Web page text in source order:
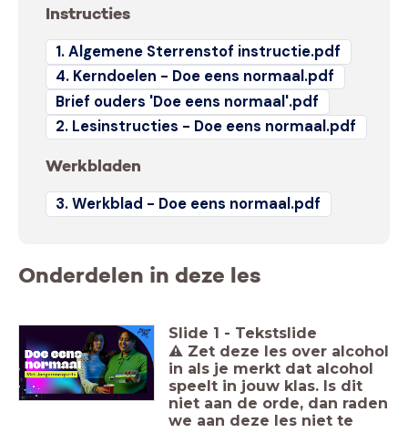
Instructies
1. Algemene Sterrenstof instructie.pdf
4. Kerndoelen - Doe eens normaal.pdf
Brief ouders 'Doe eens normaal'.pdf
2. Lesinstructies - Doe eens normaal.pdf
Werkbladen
3. Werkblad - Doe eens normaal.pdf
Onderdelen in deze les
Slide 1 - Tekstslide
⚠️ Zet deze les over alcohol
in als je merkt dat alcohol
speelt in jouw klas. Is dit
niet aan de orde, dan raden
we aan deze les niet te